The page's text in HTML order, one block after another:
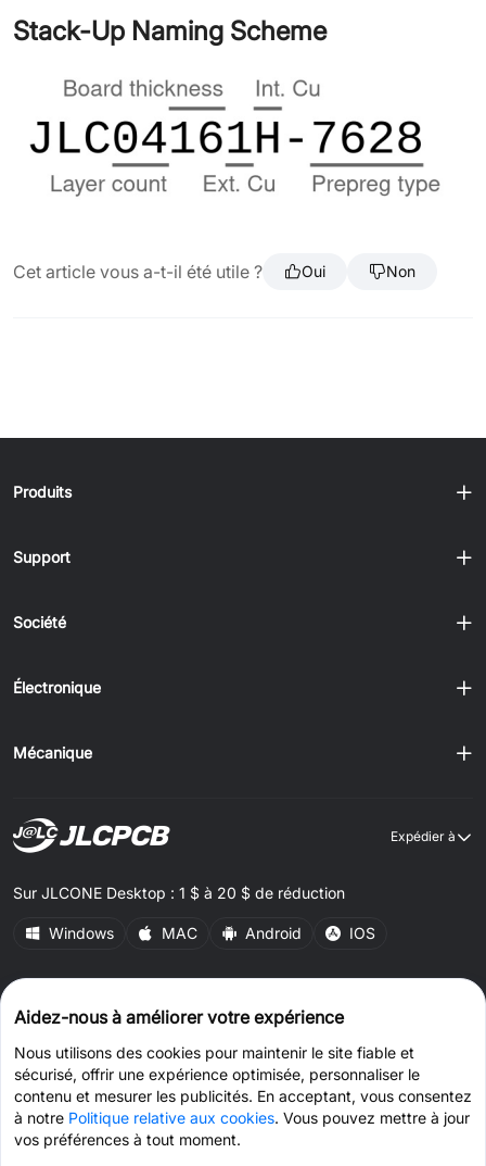
Stack-Up Naming Scheme
Cet article vous a-t-il été utile ? Oui Non
Produits
Support
Société
Électronique
Mécanique
Expédier à
Sur JLCONE Desktop : 1 $ à 20 $ de réduction
Windows MAC Android IOS
© 2026 JLCPCB.COM Tous droits réservés. Politique de confidentialité
Conditions générales Politique relative aux cookies
Aidez-nous à améliorer votre expérience
Nous utilisons des cookies pour maintenir le site fiable et
sécurisé, offrir une expérience optimisée, personnaliser le
contenu et mesurer les publicités. En acceptant, vous consentez
à notre Politique relative aux cookies. Vous pouvez mettre à jour
vos préférences à tout moment.